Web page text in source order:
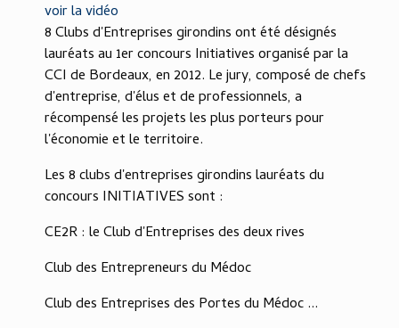
voir la vidéo
8 Clubs d'Entreprises girondins ont été désignés
lauréats au 1er concours Initiatives organisé par la
CCI de Bordeaux, en 2012. Le jury, composé de chefs
d'entreprise, d'élus et de professionnels, a
récompensé les projets les plus porteurs pour
l'économie et le territoire.
Les 8 clubs d'entreprises girondins lauréats du
concours INITIATIVES sont :
CE2R : le Club d'Entreprises des deux rives
Club des Entrepreneurs du Médoc
Club des Entreprises des Portes du Médoc ...